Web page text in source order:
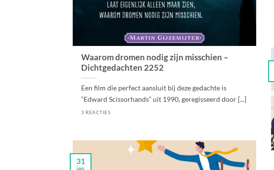
Waarom dromen nodig zijn misschien –
Dichtgedachten 2252
Een film die perfect aansluit bij deze gedachte is
“Edward Scissorhands” uit 1990, geregisseerd door [...]
3 REACTIES
31
jan